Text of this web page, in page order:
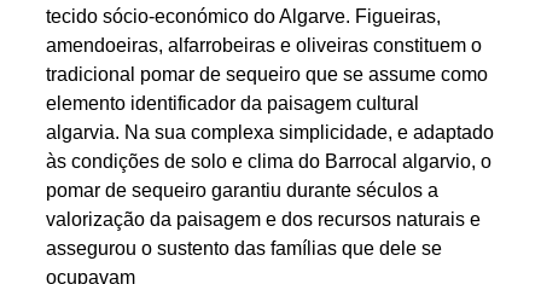
tecido sócio-económico do Algarve. Figueiras,
amendoeiras, alfarrobeiras e oliveiras constituem o
tradicional pomar de sequeiro que se assume como
elemento identificador da paisagem cultural
algarvia. Na sua complexa simplicidade, e adaptado
às condições de solo e clima do Barrocal algarvio, o
pomar de sequeiro garantiu durante séculos a
valorização da paisagem e dos recursos naturais e
assegurou o sustento das famílias que dele se
ocupavam